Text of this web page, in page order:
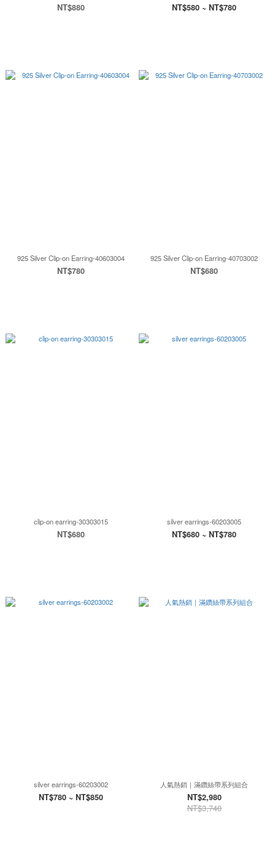
NT$880 NT$580 ~ NT$780
925 Silver Clip-on Earring-40603004
NT$780
925 Silver Clip-on Earring-40703002
NT$680
clip-on earring-30303015
NT$680
silver earrings-60203005
NT$680 ~ NT$780
silver earrings-60203002
NT$780 ~ NT$850
人氣熱銷｜滿鑽絲帶系列組合
NT$2,980
NT$3,740